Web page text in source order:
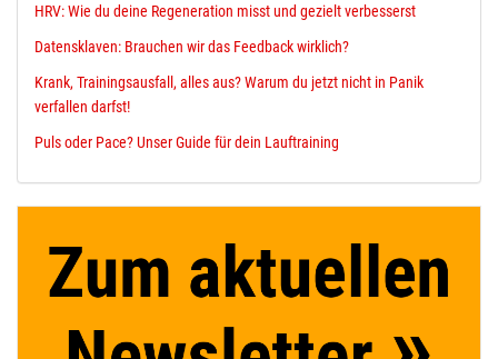
HRV: Wie du deine Regeneration misst und gezielt verbesserst
Datensklaven: Brauchen wir das Feedback wirklich?
Krank, Trainingsausfall, alles aus? Warum du jetzt nicht in Panik
verfallen darfst!
Puls oder Pace? Unser Guide für dein Lauftraining